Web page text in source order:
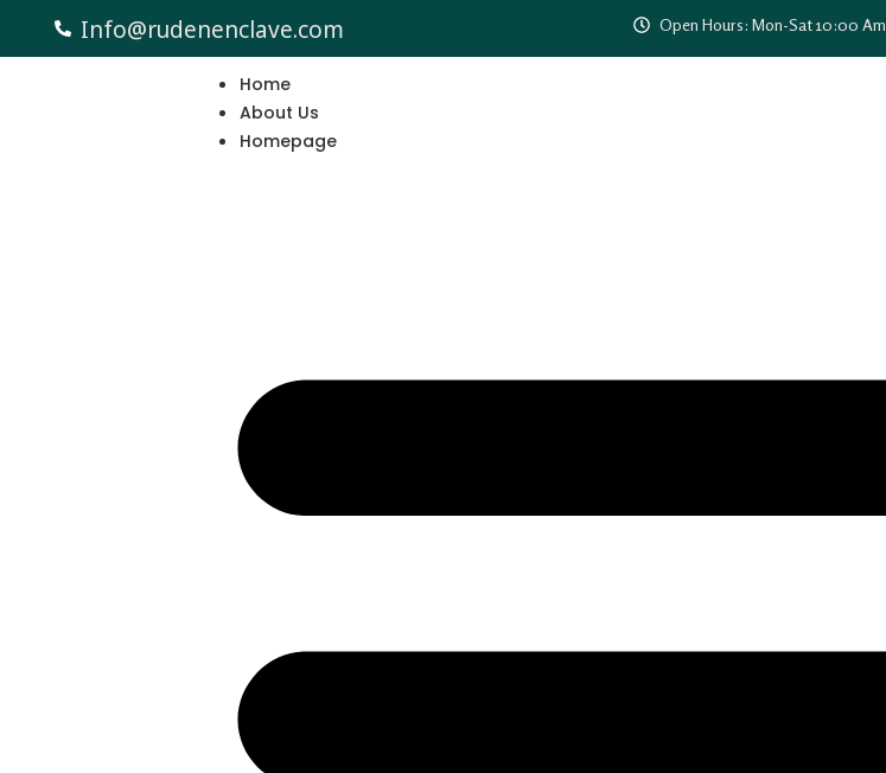
Info@rudenenclave.com Open Hours: Mon-Sat 10:00
Home
About Us
Homepage